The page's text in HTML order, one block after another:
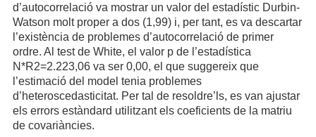
d’autocorrelació va mostrar un valor del estadístic Durbin-
Watson molt proper a dos (1,99) i, per tant, es va descartar
l’existència de problemes d’autocorrelació de primer
ordre. Al test de White, el valor p de l’estadística
N*R2=2.223,06 va ser 0,00, el que suggereix que
l’estimació del model tenia problemes
d’heteroscedasticitat. Per tal de resoldre’ls, es van ajustar
els errors estàndard utilitzant els coeficients de la matriu
de covariàncies.